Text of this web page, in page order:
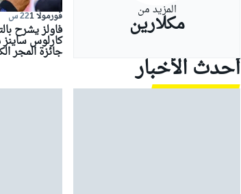
المزيد من
مكلارين فورمولا 1 22 س
فاولز يشرح
كارلوس
جائزة المجر أحدث الأخبار